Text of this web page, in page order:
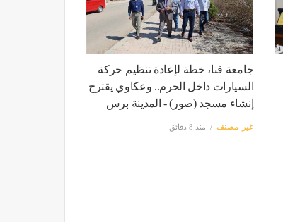
جامعة قنا، خطة لإعادة تنظيم حركة
السيارات داخل الحرم.. وعكاوي يقترح
إنشاء مسجد (صور) - المدينة برس
غير مصنف منذ 8 دقائق